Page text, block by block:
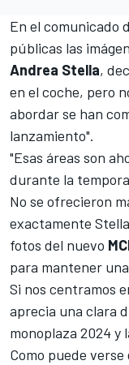
En el comunicado
públicas las
Andrea Stella,
en el coche, pero
abordar se han
lanzamiento".
"Esas áreas son
durante la
No se ofrecieron
exactamente
fotos del nuevo
para mantener
Si nos centramos
aprecia una clara
monoplaza 2024
Como puede